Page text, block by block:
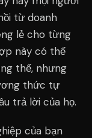
từ doanh
lẻ cho từng
này có thể
thể, nhưng
thức tự
trả lời của họ.
của bạn